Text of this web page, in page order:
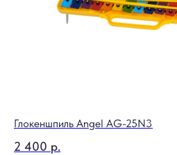
Глокеншпиль Angel AG-25N3
2 400 р.